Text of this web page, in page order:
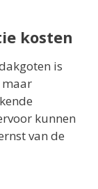
kosten
is
maar
kunnen
van de